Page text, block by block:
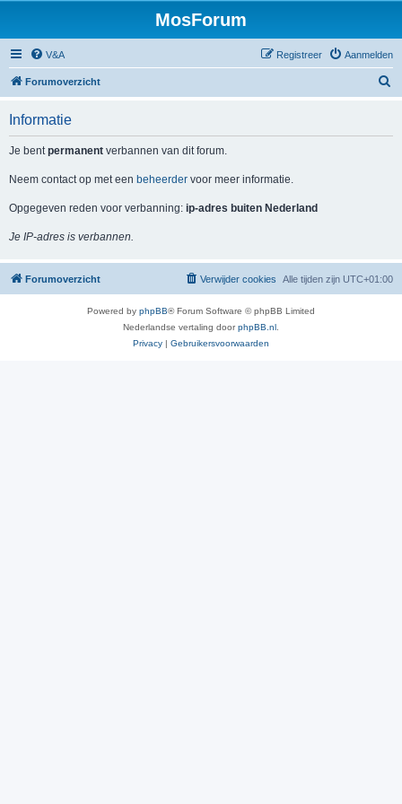
MosForum
V&A Aanmelden
Registreer
Forumoverzicht
Informatie
Je bentpermanent verbannen van dit forum.
Neem contact op met een beheerder voor meer informatie.
Opgegeven reden voor verbanning: ip-adres buiten Nederland
Je IP-adres is verbannen.
Forumoverzicht Alle tijden zijn UTC+01:00
Verwijder cookies
Powered by phpBB® Forum Software © phpBB Limited
Nederlandse vertaling doorphpBB.nl
Privacy | Gebruikersvoorwaarden